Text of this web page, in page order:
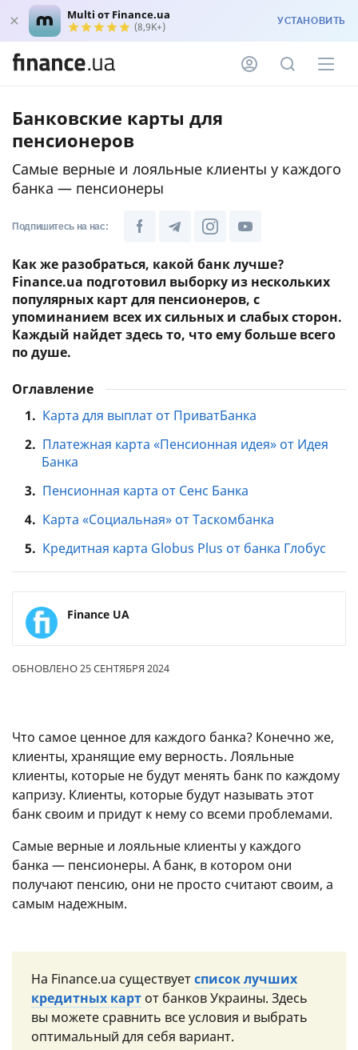
Multi от Finance.ua
(8,9K+) УСТАНОВИТЬ
Банковские карты для
пенсионеров
Самые верные и лояльные клиенты у каждого
банка — пенсионеры
Подпишитесь на нас:
Как же разобраться, какой банк лучше?
Finance.ua подготовил выборку из нескольких
популярных карт для пенсионеров, с
упоминанием всех их сильных и слабых сторон.
Каждый найдет здесь то, что ему больше всего
по душе.
Оглавление
1. Карта для выплат от ПриватБанка
2. Платежная карта «Пенсионная идея» от Идея
Банка
3. Пенсионная карта от Сенс Банка
4. Карта «Социальная» от Таскомбанка
5. Кредитная карта Globus Plus от банка Глобус
Finance UA
ОБНОВЛЕНО 25 СЕНТЯБРЯ 2024
Что самое ценное для каждого банка? Конечно же,
клиенты, хранящие ему верность. Лояльные
клиенты, которые не будут менять банк по каждому
капризу. Клиенты, которые будут называть этот
банк своим и придут к нему со всеми проблемами.
Самые верные и лояльные клиенты у каждого
банка — пенсионеры. А банк, в котором они
получают пенсию, они не просто считают своим, а
самым надежным.
На Finance.ua существуетсписок лучших
кредитных карт от банков Украины. Здесь
вы можете сравнить все условия и выбрать
оптимальный для себя вариант.